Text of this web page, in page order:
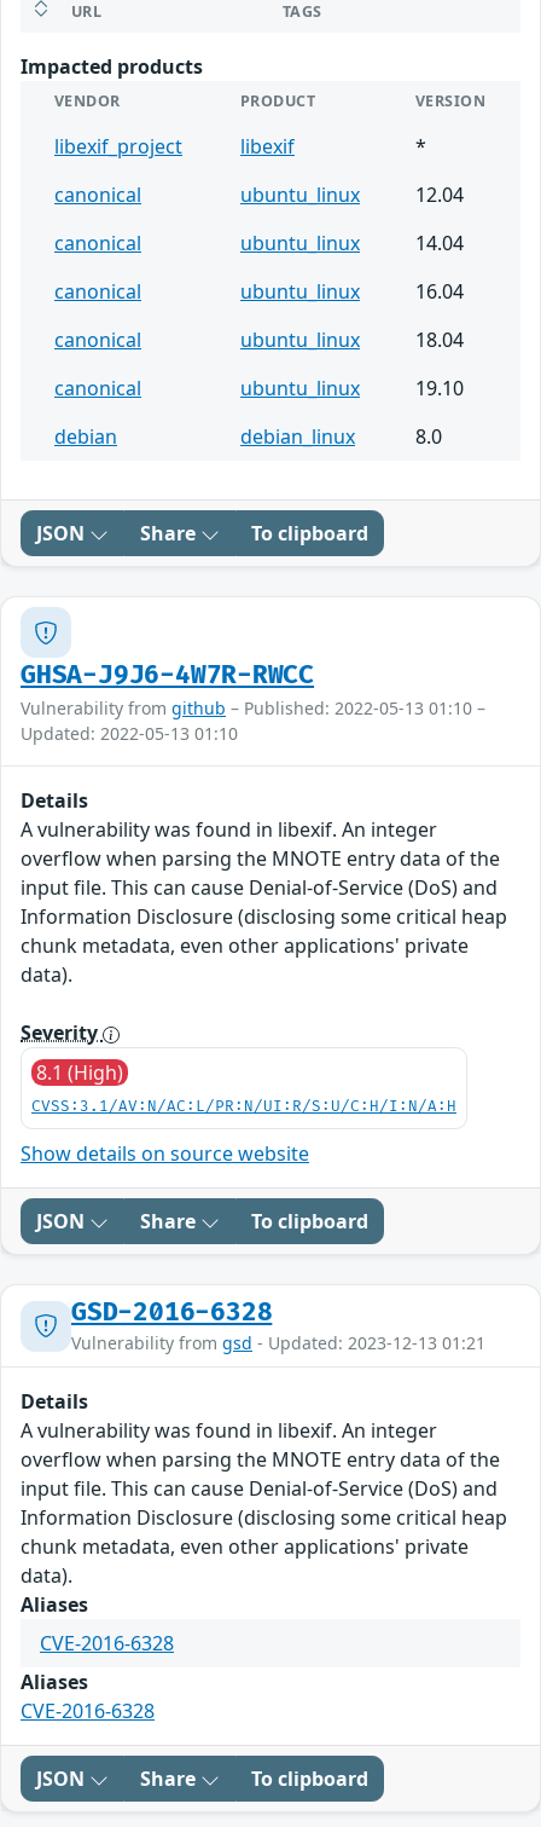
URL TAGS
Impacted products
VENDOR PRODUCT VERSION
libexif_project libexif
*
canonical
ubuntu_linux
12.04
canonical
ubuntu_linux
14.04
canonical
ubuntu_linux
16.04
canonical
ubuntu_linux
18.04
canonical
ubuntu_linux
19.10
debian
debian_linux 8.0
JSON Share To clipboard
GHSA-J9J6-4W7R-RWCC
Vulnerability from github – Published: 2022-05-13 01:10 –
Updated: 2022-05-13 01:10
Details
A vulnerability was found in libexif. An integer
overflow when parsing the MNOTE entry data of the
input file. This can cause Denial-of-Service (DoS) and
Information Disclosure (disclosing some critical heap
chunk metadata, even other applications' private
data).
Severity
8.1 (High)
CVSS:3.1/AV:N/AC:L/PR:N/UI:R/S:U/C:H/I:N/A:H
Show details on source website
JSON Share To clipboard
GSD-2016-6328
Vulnerability from gsd - Updated: 2023-12-13 01:21
Details
A vulnerability was found in libexif. An integer
overflow when parsing the MNOTE entry data of the
input file. This can cause Denial-of-Service (DoS) and
Information Disclosure (disclosing some critical heap
chunk metadata, even other applications' private
data).
Aliases
CVE-2016-6328
Aliases
CVE-2016-6328
JSON Share To clipboard